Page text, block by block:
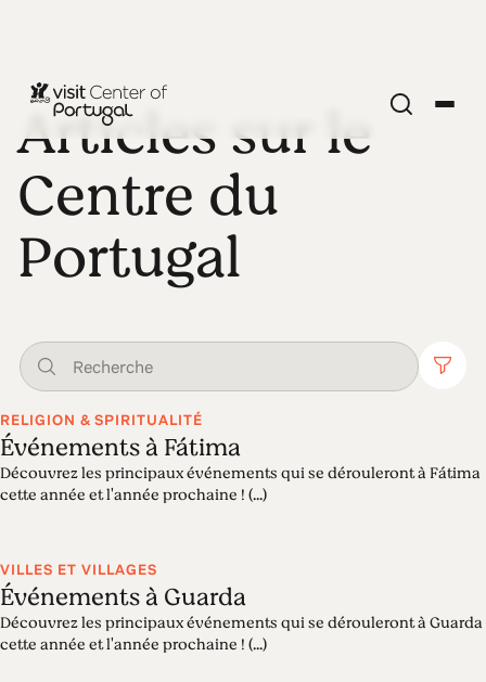
Articles sur le
Centre du
Portugal
RELIGION & SPIRITUALITÉ
Événements à Fátima
Découvrez les principaux événements qui se dérouleront à Fátima
cette année et l'année prochaine ! (...)
VILLES ET VILLAGES
Événements à Guarda
Découvrez les principaux événements qui se dérouleront à Guarda
cette année et l'année prochaine ! (...)